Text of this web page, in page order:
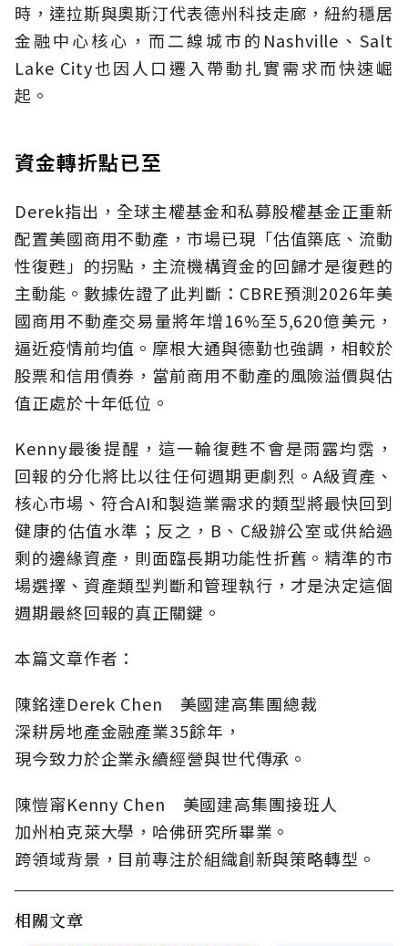
時，達拉斯與奧斯汀代表德州科技走廊，紐約穩居
金融中心核心，而二線城市的Nashville、Salt
Lake City也因人口遷入帶動扎實需求而快速崛
起。
資金轉折點已至
Derek指出，全球主權基金和私募股權基金正重新
配置美國商用不動產，市場已現「估值築底、流動
性復甦」的拐點，主流機構資金的回歸才是復甦的
主動能。數據佐證了此判斷：CBRE預測2026年美
國商用不動產交易量將年增16%至5,620億美元，
逼近疫情前均值。摩根大通與德勤也強調，相較於
股票和信用債券，當前商用不動產的風險溢價與估
值正處於十年低位。
Kenny最後提醒，這一輪復甦不會是雨露均霑，
回報的分化將比以往任何週期更劇烈。A級資產、
核心市場、符合AI和製造業需求的類型將最快回到
健康的估值水準；反之，B、C級辦公室或供給過
剩的邊緣資產，則面臨長期功能性折舊。精準的市
場選擇、資產類型判斷和管理執行，才是決定這個
週期最終回報的真正關鍵。
本篇文章作者：
陳銘達Derek Chen 美國建高集團總裁
深耕房地產金融產業35餘年，
現今致力於企業永續經營與世代傳承。
陳愷甯Kenny Chen 美國建高集團接班人
加州柏克萊大學，哈佛研究所畢業。
跨領域背景，目前專注於組織創新與策略轉型。
相關文章